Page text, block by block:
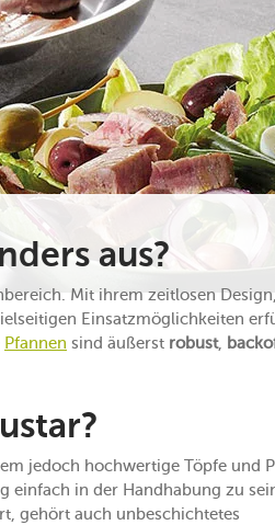
aus?
Mit ihrem zeitlosen
Einsatzmöglichkeiten
Pfannen sind äußerst robust,
jedoch hochwertige Töpfe und
einfach in der Handhabung zu
gehört auch unbeschichtetes